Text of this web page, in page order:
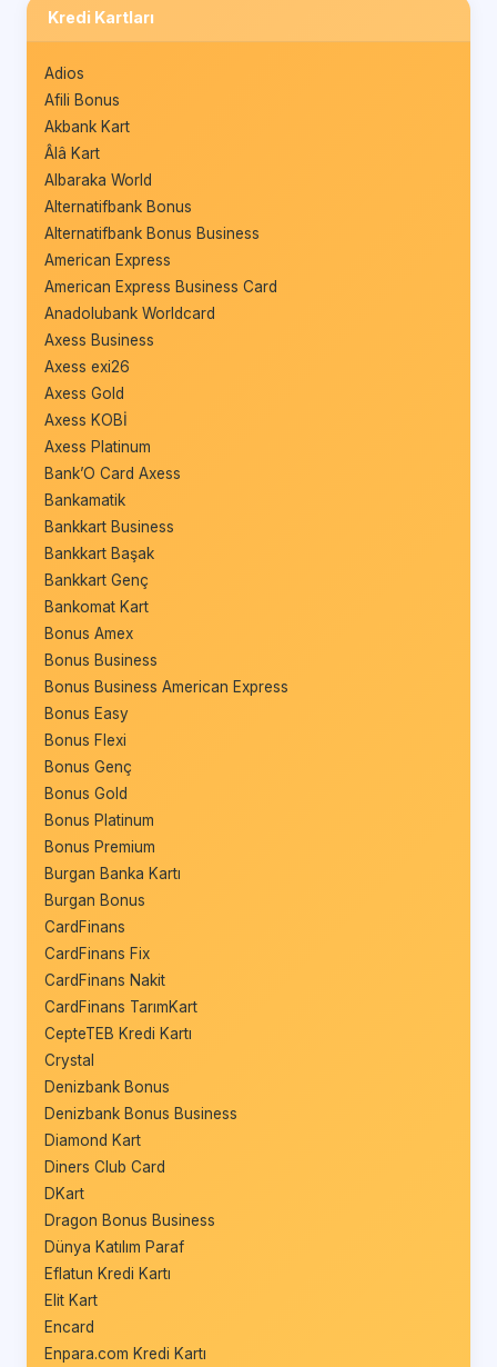
Kredi Kartları
Adios
Afili Bonus
Akbank Kart
Âlâ Kart
Albaraka World
Alternatifbank Bonus
Alternatifbank Bonus Business
American Express
American Express Business Card
Anadolubank Worldcard
Axess Business
Axess exi26
Axess Gold
Axess KOBİ
Axess Platinum
Bank’O Card Axess
Bankamatik
Bankkart Business
Bankkart Başak
Bankkart Genç
Bankomat Kart
Bonus Amex
Bonus Business
Bonus Business American Express
Bonus Easy
Bonus Flexi
Bonus Genç
Bonus Gold
Bonus Platinum
Bonus Premium
Burgan Banka Kartı
Burgan Bonus
CardFinans
CardFinans Fix
CardFinans Nakit
CardFinans TarımKart
CepteTEB Kredi Kartı
Crystal
Denizbank Bonus
Denizbank Bonus Business
Diamond Kart
Diners Club Card
DKart
Dragon Bonus Business
Dünya Katılım Paraf
Eflatun Kredi Kartı
Elit Kart
Encard
Enpara.com Kredi Kartı